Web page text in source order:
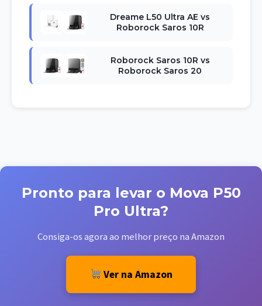
Dreame L50 Ultra AE vs
Roborock Saros 10R
Roborock Saros 10R vs
Roborock Saros 20
Pronto para levar o Mova P50
Pro Ultra?
Consiga-os agora ao melhor preço na Amazon
Ver na Amazon